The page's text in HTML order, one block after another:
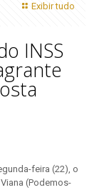
Exibir tudo
INSS
feira (22), o
(Podemos-